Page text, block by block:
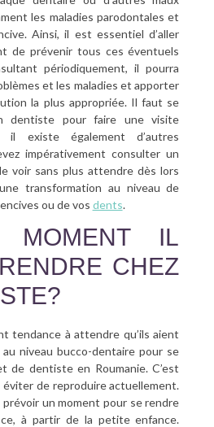
les maladies parodontales et
Ainsi, il est essentiel d’aller
de prévenir tous ces éventuels
périodiquement, il pourra
et les maladies et apporter
la plus appropriée. Il faut se
dentiste pour faire une visite
il existe également d’autres
impérativement consulter un
voir sans plus attendre dès lors
transformation au niveau de
ou de vos dents.
IL
CHEZ
tendance à attendre qu’ils aient
niveau bucco-dentaire pour se
de dentiste en Roumanie. C’est
éviter de reproduire actuellement.
un moment pour se rendre
à partir de la petite enfance.